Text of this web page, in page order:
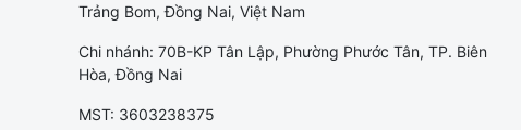
Trảng Bom, Đồng Nai, Việt Nam
Chi nhánh: 70B-KP Tân Lập, Phường Phước Tân, TP. Biên
Hòa, Đồng Nai
MST: 3603238375